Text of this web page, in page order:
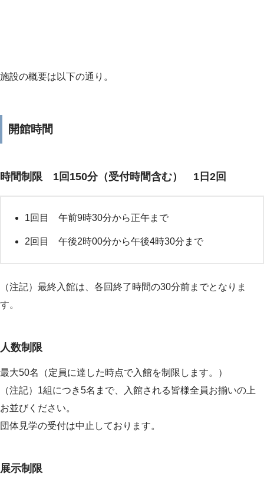
施設の概要は以下の通り。
開館時間
時間制限 1回150分（受付時間含む） 1日2回
1回目 午前9時30分から正午まで
2回目 午後2時00分から午後4時30分まで
（注記）最終入館は、各回終了時間の30分前までとなりま
す。
人数制限
最大50名（定員に達した時点で入館を制限します。）
（注記）1組につき5名まで、入館される皆様全員お揃いの上
お並びください。
団体見学の受付は中止しております。
展示制限